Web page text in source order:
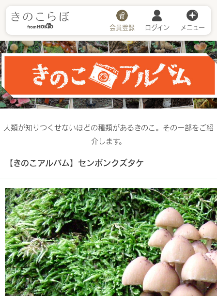
会員登録 ログイン メニュー
きのこアルバム
人類が知りつくせないほどの種類があるきのこ。その一部をご紹
介します。
【きのこアルバム】センボンクズタケ